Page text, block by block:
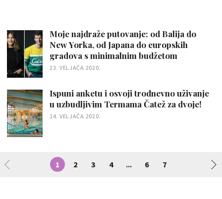
Moje najdraže putovanje: od Balija do
New Yorka, od Japana do europskih
gradova s minimalnim budžetom
23. VELJAČA 2020.
Ispuni anketu i osvoji trodnevno uživanje
u uzbudljivim Termama Čatež za dvoje!
14. VELJAČA 2020.
1 2 3 4 ... 6 7